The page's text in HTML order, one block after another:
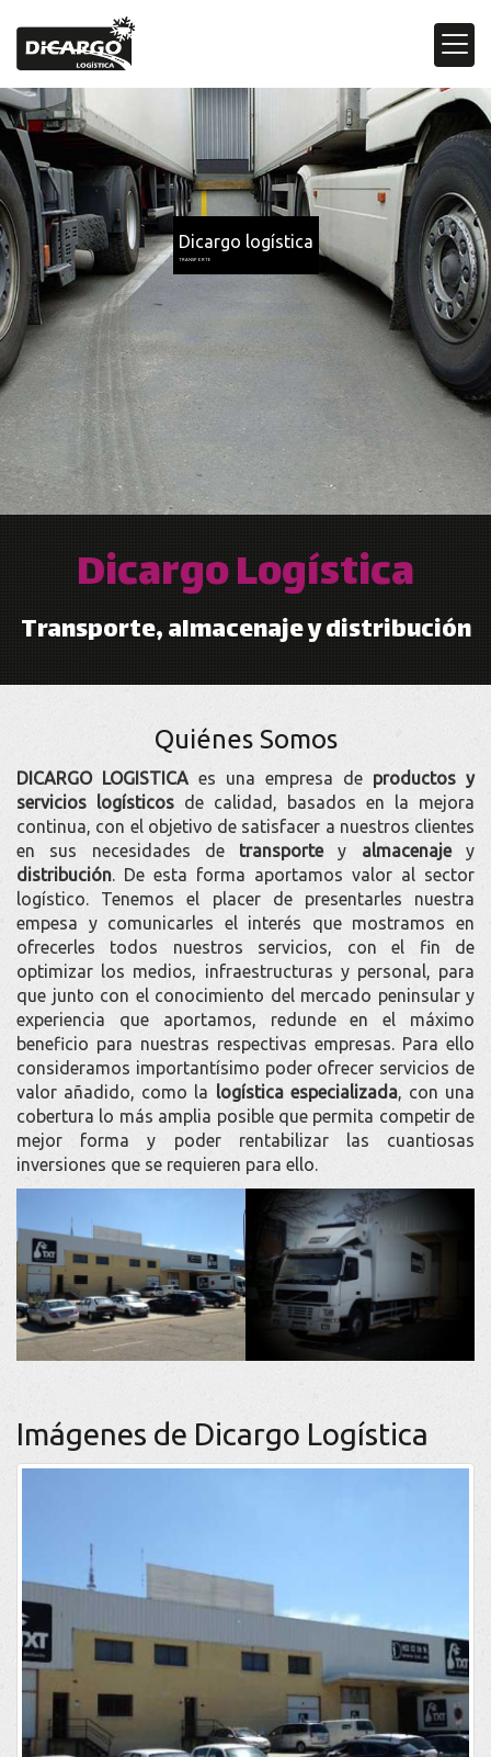
Dicargo logística
TRANSPORTE
Dicargo Logística
Transporte, almacenaje y distribución
Quiénes Somos
DICARGO LOGISTICA es una empresa de productos y
servicios logísticos de calidad, basados en la mejora
continua, con el objetivo de satisfacer a nuestros clientes
en sus necesidades de transportey almacenajey
distribución. De esta forma aportamos valor al sector
logístico. Tenemos el placer de presentarles nuestra
empesa y comunicarles el interés que mostramos en
ofrecerles todos nuestros servicios, con el fin de
optimizar los medios, infraestructuras y personal, para
que junto con el conocimiento del mercado peninsular y
experiencia que aportamos, redunde en el máximo
beneficio para nuestras respectivas empresas. Para ello
consideramos importantísimo poder ofrecer servicios de
valor añadido, como la logística especializada, con una
cobertura lo más amplia posible que permita competir de
mejor forma y poder rentabilizar las cuantiosas
inversiones que se requieren para ello.
Imágenes de Dicargo Logística